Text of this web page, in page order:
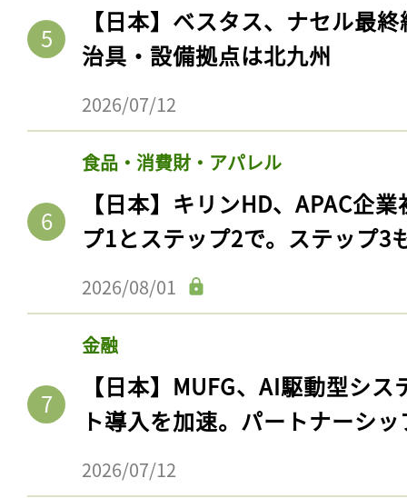
【日本】ベスタス、ナセル最
治具・設備拠点は北九州
2026/07/12
食品・消費財・アパレル
【日本】キリンHD、APAC企
プ1とステップ2で。ステップ3
2026/08/01
金融
【日本】MUFG、AI駆動型シ
ト導入を加速。パートナーシ
2026/07/12